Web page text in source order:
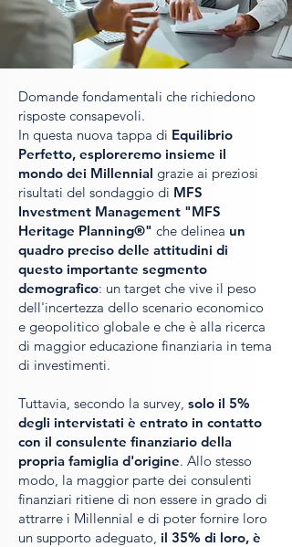
Domande fondamentali che richiedono
risposte consapevoli.
In questa nuova tappa di Equilibrio
Perfetto, esploreremo insieme il
mondo dei Millennial grazie ai preziosi
risultati del sondaggio di MFS
Investment Management "MFS
Heritage Planning®" che delinea un
quadro preciso delle attitudini di
questo importante segmento
demografico: un target che vive il peso
dell'incertezza dello scenario economico
e geopolitico globale e che è alla ricerca
di maggior educazione finanziaria in tema
di investimenti.
Tuttavia, secondo la survey, solo il 5%
degli intervistati è entrato in contatto
con il consulente finanziario della
propria famiglia d'origine. Allo stesso
modo, la maggior parte dei consulenti
finanziari ritiene di non essere in grado di
attrarre i Millennial e di poter fornire loro
un supporto adeguato, il 35% di loro, è